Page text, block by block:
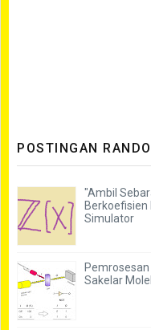
POSTINGAN
"Ambil
Berkoefisien
Simulator
Sakelar